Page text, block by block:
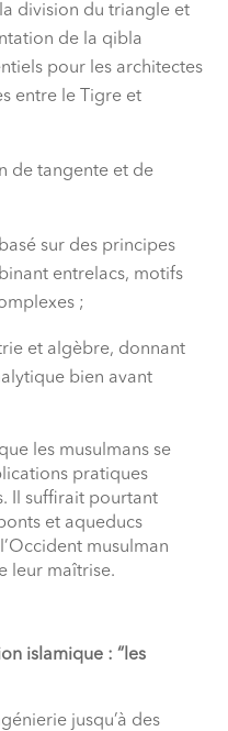
la division du triangle et
de la qibla
pour les architectes
entre le Tigre et
de tangente et de
sur des principes
entrelacs, motifs
;
et algèbre, donnant
bien avant
les musulmans se
pratiques
Il suffirait pourtant
et aqueducs
musulman
leur maîtrise.
islamique : “les
jusqu’à des